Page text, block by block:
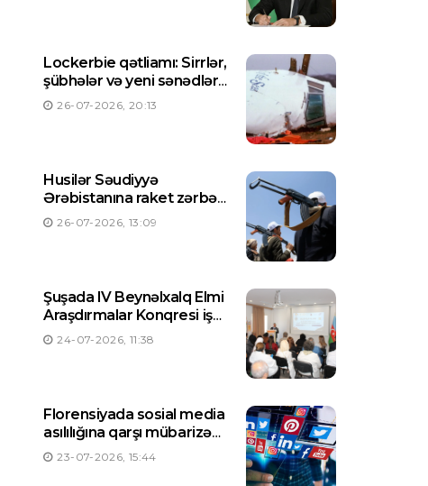
Lockerbie qətliamı: Sirrlər,
şübhələr və yeni sənədlər
açıqlanıb
26-07-2026, 20:13
Husilər Səudiyyə
Ərəbistanına raket zərbəsi
endirdiklərini açıqlayıblar
26-07-2026, 13:09
Şuşada IV Beynəlxalq Elmi
Araşdırmalar Konqresi işə
başlayıb
24-07-2026, 11:38
Florensiyada sosial media
asılılığına qarşı mübarizə
üçün ilk mərkəz yaradılıb
23-07-2026, 15:44